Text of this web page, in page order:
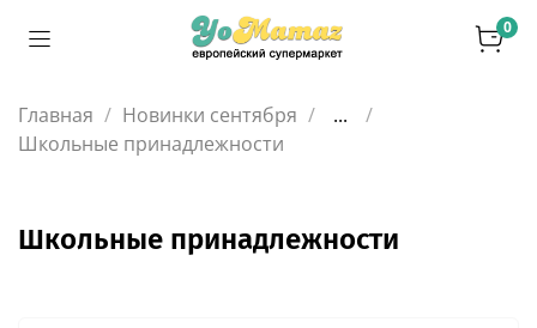
0
Главная Новинки сентября
...
Школьные принадлежности
Школьные принадлежности